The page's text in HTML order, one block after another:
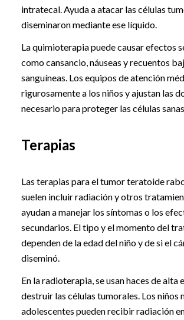
intratecal. Ayuda a atacar las células
diseminaron mediante ese líquido.
La quimioterapia puede causar efectos
como cansancio, náuseas y recuentos
sanguíneas. Los equipos de atención
rigurosamente a los niños y ajustan las
necesario para proteger las células
Terapias
Las terapias para el tumor teratoide
suelen incluir radiación y otros
ayudan a manejar los síntomas o los
secundarios. El tipo y el momento del
dependen de la edad del niño y de si el
diseminó.
En la radioterapia, se usan haces de alta
destruir las células tumorales. Los niños
adolescentes pueden recibir radiación